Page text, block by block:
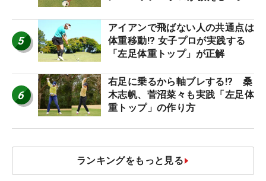
減するワケ
5
アイアンで飛ばない人の共通点は
体重移動!? 女子プロが実践する
「左足体重トップ」が正解
6
右足に乗るから軸ブレする!? 桑
木志帆、菅沼菜々も実践「左足体
重トップ」の作り方
ランキングをもっと見る